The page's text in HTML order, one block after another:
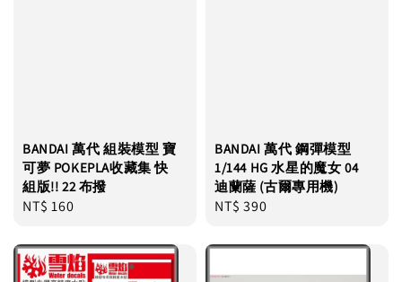
BANDAI 萬代 組裝模型 寶
可夢 POKEPLA收藏集 快
組版!! 22 布撥
Regular
NT$ 160
BANDAI 萬代 鋼彈模型
1/144 HG 水星的魔女 04
迪蘭薩 (古爾專用機)
Regular
NT$ 390